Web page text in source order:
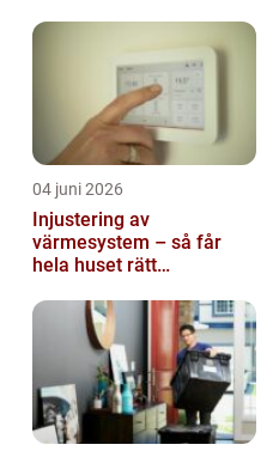
04 juni 2026
Injustering av
värmesystem – så får
hela huset rätt